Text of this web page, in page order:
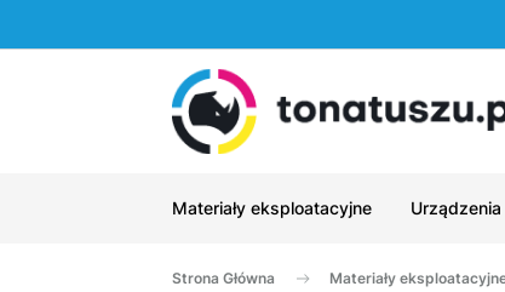
Materiały eksploatacyjne
Strona Główna Materiały